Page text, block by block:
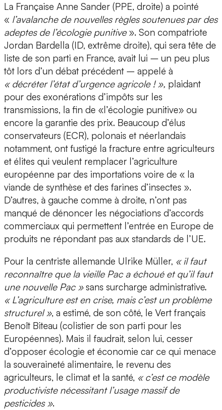
La Française Anne Sander (PPE, droite) a pointé
« l’avalanche de nouvelles règles soutenues par des
adeptes de l’écologie punitive ». Son compatriote
Jordan Bardella (ID, extrême droite), qui sera tête de
liste de son parti en France, avait lui – un peu plus
tôt lors d’un débat précédent – appelé à
« décréter l’état d’urgence agricole ! », plaidant
pour des exonérations d’impôts sur les
transmissions, la fin de «l’écologie punitive» ou
encore la garantie des prix. Beaucoup d’élus
conservateurs (ECR), polonais et néerlandais
notamment, ont fustigé la fracture entre agriculteurs
et élites qui veulent remplacer l’agriculture
européenne par des importations voire de « la
viande de synthèse et des farines d’insectes ».
D’autres, à gauche comme à droite, n’ont pas
manqué de dénoncer les négociations d’accords
commerciaux qui permettent l’entrée en Europe de
produits ne répondant pas aux standards de l’UE.
Pour la centriste allemande Ulrike Müller, « il faut
reconnaître que la vieille Pac a échoué et qu’il faut
une nouvelle Pac »sans surcharge administrative.
« L’agriculture est en crise, mais c’est un problème
structurel », a estimé, de son côté, le Vert français
Benoît Biteau (colistier de son parti pour les
Européennes). Mais il faudrait, selon lui, cesser
d’opposer écologie et économie car ce qui menace
la souveraineté alimentaire, le revenu des
agriculteurs, le climat et la santé, « c’est ce modèle
productiviste nécessitant l’usage massif de
pesticides ».